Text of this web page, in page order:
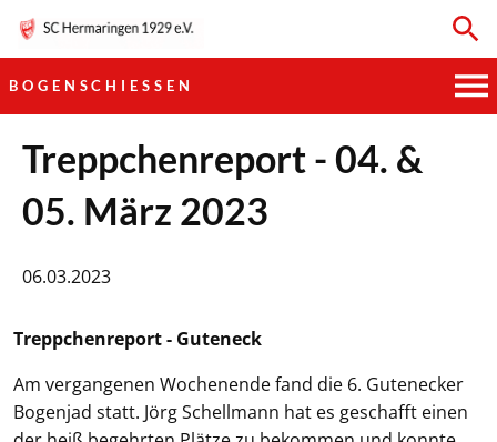
BOGENSCHIESSEN
HAUPTVEREIN
SPORTKEGELN
TISCHTENNIS
BOGENSCHIESSEN
Treppchenreport - 04. &
05. März 2023
06.03.2023
Treppchenreport - Guteneck
Am vergangenen Wochenende fand die 6. Gutenecker
Bogenjad statt. Jörg Schellmann hat es geschafft einen